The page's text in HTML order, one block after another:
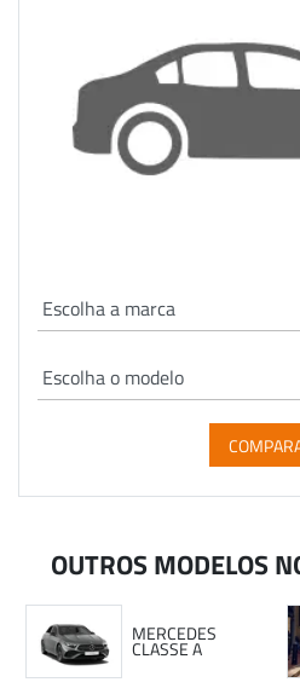
OUTROS MODELOS
MERCEDES
CLASSE A